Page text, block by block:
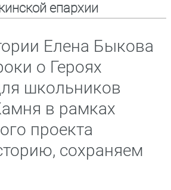
епархии
Елена Быкова
о Героях
школьников
в рамках
проекта
сохраняем